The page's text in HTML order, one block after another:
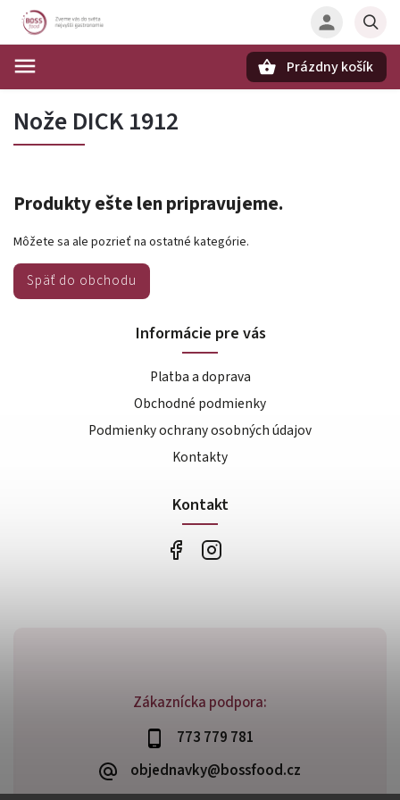
Prázdny košík
Nože DICK 1912
Produkty ešte len pripravujeme.
Môžete sa ale pozrieť na ostatné kategórie.
Späť do obchodu
Zákaznícka podpora:
773 779 781
objednavky@bossfood.cz
Informácie pre vás
Platba a doprava
Obchodné podmienky
Podmienky ochrany osobných údajov
Kontakty
Kontakt